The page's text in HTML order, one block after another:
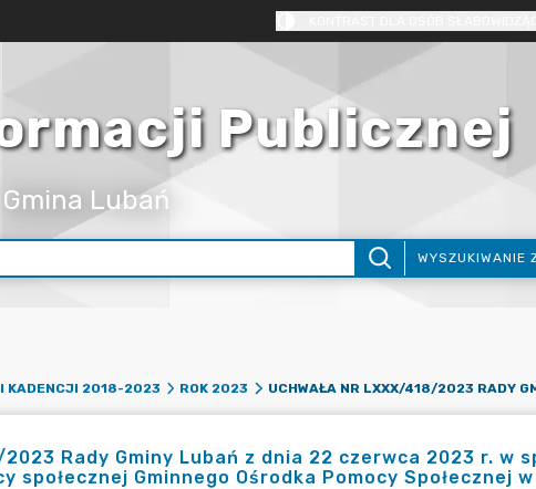
Publicznej
Gmina Lubań
WYSZUKIWANIE
KADENCJI 2018-2023 ROK 2023
2023 Rady Gminy Lubań z dnia 22 czerwca 2023 r. w
społecznej Gminnego Ośrodka Pomocy Społecznej